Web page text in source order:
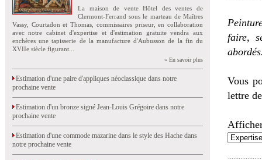
La maison de vente Hôtel des ventes de
Clermont-Ferrand sous le marteau de Maîtres
Vassy, Courtadon et Thomas, commissaires priseur, en collaboration
avec notre cabinet d'expertise et d'estimation gratuite vendra aux
enchères une tapisserie de la manufacture d'Aubusson de la fin du
XVIIe siècle figurant...
» En savoir plus
Estimation d'une paire d'appliques néoclassique dans notre
prochaine vente
Estimation d'un bronze signé Jean-Louis Grégoire dans notre
prochaine vente
Estimation d'une commode mazarine dans le style des Hache dans
notre prochaine vente
faire,
Vous
lettre